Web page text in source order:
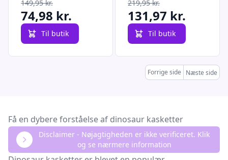
149,95 kr.
74,98 kr.
Til butik
219,95 kr.
131,97 kr.
Til butik
Forrige side Næste side
Få en dybere forståelse af dinosaur kasketter
Disclaimer - Nøjagtigheden er ikke verificeret. Klik
og se nærmere information